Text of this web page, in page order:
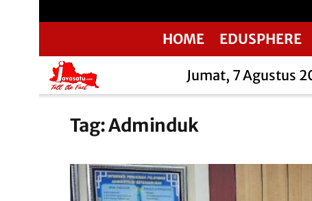
HOME EDUSPHERE
Jumat, 7 Agustus
Tag:Adminduk